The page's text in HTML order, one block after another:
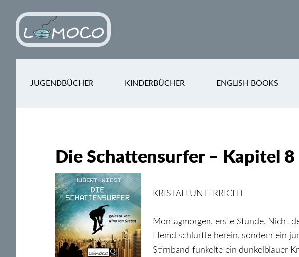
main
content
footer
JUGENDBÜCHER KINDERBÜCHER ENGLISH BOOKS
Die Schattensurfer – Kapitel 8
KRISTALLUNTERRICHT
Montagmorgen, erste Stunde. Nicht
Hemd schlurfte herein, sondern ein
Stirnband funkelte ein dunkelblauer